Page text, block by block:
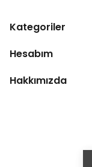
Kategoriler
Hesabım
Hakkımızda